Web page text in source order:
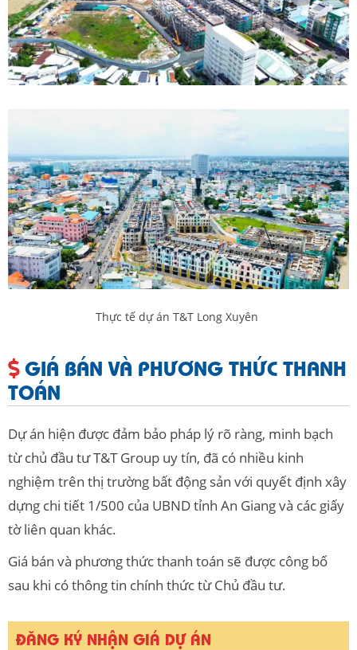
Thực tế dự án T&T Long Xuyên
GIÁ BÁN VÀ PHƯƠNG THỨC THANH
TOÁN
Dự án hiện được đảm bảo pháp lý rõ ràng, minh bạch
từ chủ đầu tư T&T Group uy tín, đã có nhiều kinh
nghiệm trên thị trường bất động sản với quyết định xây
dựng chi tiết 1/500 của UBND tỉnh An Giang và các giấy
tờ liên quan khác.
Giá bán và phương thức thanh toán sẽ được công bố
sau khi có thông tin chính thức từ Chủ đầu tư.
ĐĂNG KÝ NHẬN GIÁ DỰ ÁN